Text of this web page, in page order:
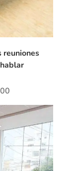
reuniones